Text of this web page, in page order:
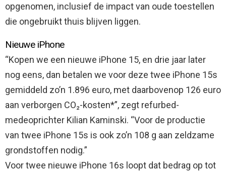
opgenomen, inclusief de impact van oude toestellen
die ongebruikt thuis blijven liggen.
Nieuwe iPhone
“Kopen we een nieuwe iPhone 15, en drie jaar later
nog eens, dan betalen we voor deze twee iPhone 15s
gemiddeld zo’n 1.896 euro, met daarbovenop 126 euro
aan verborgen CO₂-kosten*”, zegt refurbed-
medeoprichter Kilian Kaminski. “Voor de productie
van twee iPhone 15s is ook zo’n 108 g aan zeldzame
grondstoffen nodig.”
Voor twee nieuwe iPhone 16s loopt dat bedrag op tot